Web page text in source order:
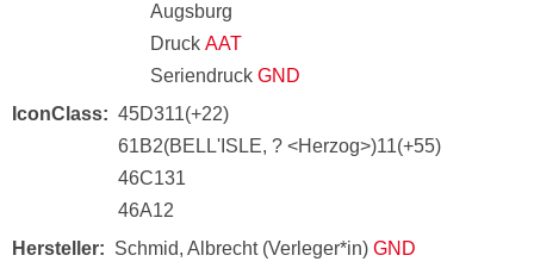
Augsburg
Druck AAT
Seriendruck GND
IconClass
45D311(+22)
61B2(BELL'ISLE, ? <Herzog>)11(+55)
46C131
46A12
Hersteller
Schmid, Albrecht (Verleger*in) GND